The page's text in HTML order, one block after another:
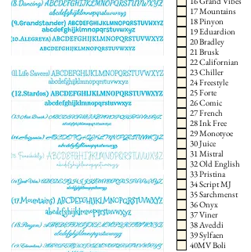
17 Mountains
18 Pinyon
19 Eduardion
20 Bradley
21 Brusk
22 Californian
23 Chiller
24 Freestyle
25 Forte
26 Comic
27 French
28 Ink Free
29 Monotyoe
30 Juice
31 Mistral
32 Old English
33 Pristina
34 Script MJ
35 Sarchmenst
36 Onyx
37 Viner
38 Aveddi
39 Sylfaen
40MV Boli